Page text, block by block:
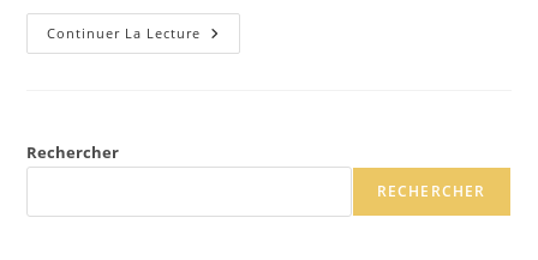
Continuer La Lecture
Rechercher
RECHERCHER